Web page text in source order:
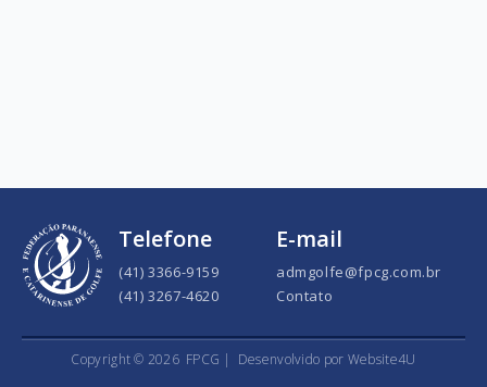
Telefone
(41) 3366-9159
(41) 3267-4620
E-mail
admgolfe@fpcg.com.br
Contato
Copyright © 2026 FPCG | Desenvolvido por Website4U